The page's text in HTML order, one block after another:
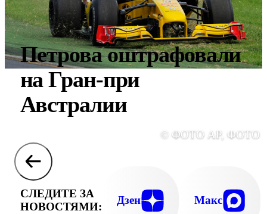
Петрова оштрафовали
на Гран-при
Австралии
© ФОТО AP, ФОТО
СЛЕДИТЕ ЗА
НОВОСТЯМИ:
Дзен Макс